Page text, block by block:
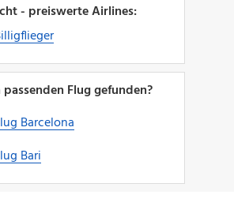
- preiswerte Airlines:
passenden Flug gefunden?
Barcelona
Bari